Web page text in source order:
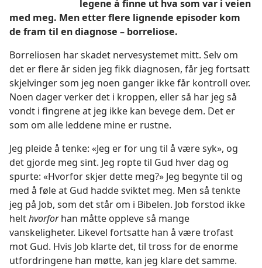
legene å finne ut hva som var i veien
med meg. Men etter flere lignende episoder kom
de fram til en diagnose – borreliose.
Borreliosen har skadet nervesystemet mitt. Selv om
det er flere år siden jeg fikk diagnosen, får jeg fortsatt
skjelvinger som jeg noen ganger ikke får kontroll over.
Noen dager verker det i kroppen, eller så har jeg så
vondt i fingrene at jeg ikke kan bevege dem. Det er
som om alle leddene mine er rustne.
Jeg pleide å tenke: «Jeg er for ung til å være syk», og
det gjorde meg sint. Jeg ropte til Gud hver dag og
spurte: «Hvorfor skjer dette meg?» Jeg begynte til og
med å føle at Gud hadde sviktet meg. Men så tenkte
jeg på Job, som det står om i Bibelen. Job forstod ikke
helthvorforhan måtte oppleve så mange
vanskeligheter. Likevel fortsatte han å være trofast
mot Gud. Hvis Job klarte det, til tross for de enorme
utfordringene han møtte, kan jeg klare det samme.